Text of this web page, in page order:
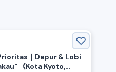
｜Dapur & Lobi
《Kota Kyoto,